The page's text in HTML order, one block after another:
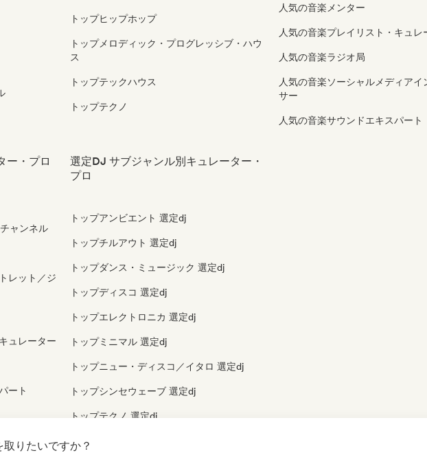
トップヒップホップ
トップメロディック・プログレッシブ・ハウ
ス
トップテックハウス
トップテクノ
人気の音楽メンター
人気の音楽プレイリスト・キュレ
人気の音楽ラジオ局
人気の音楽ソーシャルメディアイ
サー
人気の音楽サウンドエキスパート
ー・プロ
ャンネル
レット／ジ
ュレーター
ート
選定DJ サブジャンル別キュレーター・
プロ
トップアンビエント 選定dj
トップチルアウト 選定dj
トップダンス・ミュージック 選定dj
トップディスコ 選定dj
トップエレクトロニカ 選定dj
トップミニマル 選定dj
トップニュー・ディスコ／イタロ 選定dj
トップシンセウェーブ 選定dj
トップテクノ 選定dj
トップトリップホップ 選定dj
りたいですか？